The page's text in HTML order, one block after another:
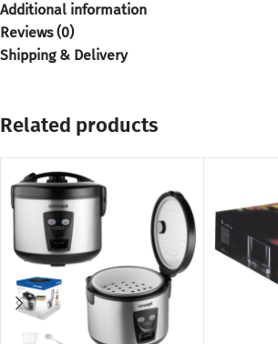
Additional information
Reviews (0)
Shipping & Delivery
Related products